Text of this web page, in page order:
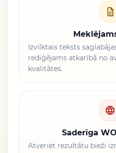
Izvilktais teksts
rediģējams atkarībā no
kvalitātes.
Saderīga
Atveriet rezultātu bieži